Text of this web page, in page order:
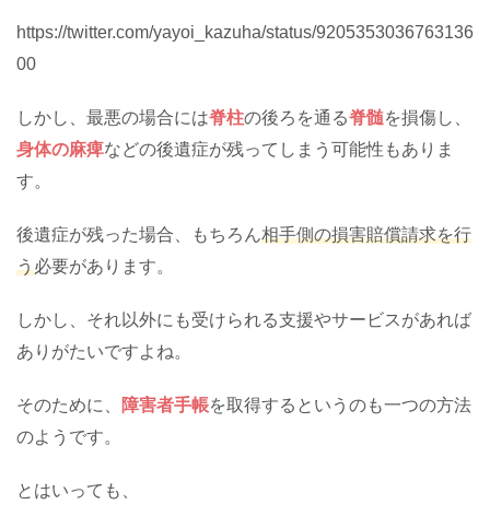
https://twitter.com/yayoi_kazuha/status/9205353036763136
00
しかし、最悪の場合には脊柱の後ろを通る脊髄を損傷し、
身体の麻痺などの後遺症が残ってしまう可能性もありま
す。
後遺症が残った場合、もちろん相手側の損害賠償請求を行
う必要があります。
しかし、それ以外にも受けられる支援やサービスがあれば
ありがたいですよね。
そのために、 障害者手帳を取得するというのも一つの方法
のようです。
とはいっても、